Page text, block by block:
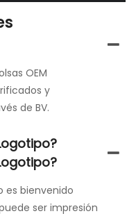
OEM
y
de BV.
es bienvenido
ser impresión